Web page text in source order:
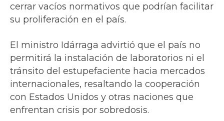
cerrar vacíos normativos que podrían facilitar
su proliferación en el país.
El ministro Idárraga advirtió que el país no
permitirá la instalación de laboratorios ni el
tránsito del estupefaciente hacia mercados
internacionales, resaltando la cooperación
con Estados Unidos y otras naciones que
enfrentan crisis por sobredosis.